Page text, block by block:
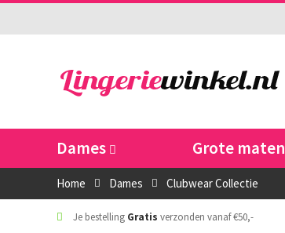
Dames Grote maten
Home Dames Clubwear Collectie
Je bestelling Gratis verzonden vanaf €50,-